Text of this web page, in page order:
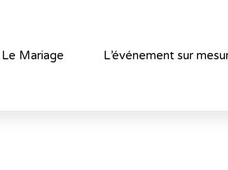
Le Mariage L’événement sur